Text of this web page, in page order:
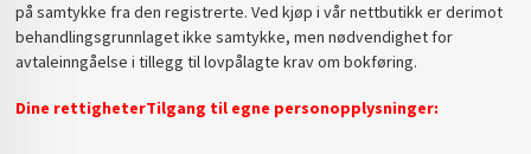
på samtykke fra den registrerte. Ved kjøp i vår nettbutikk er derimot
behandlingsgrunnlaget ikke samtykke, men nødvendighet for
avtaleinngåelse i tillegg til lovpålagte krav om bokføring.
Dine rettigheterTilgang til egne personopplysninger: